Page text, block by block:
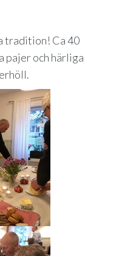
tradition! Ca 40
pajer och härliga